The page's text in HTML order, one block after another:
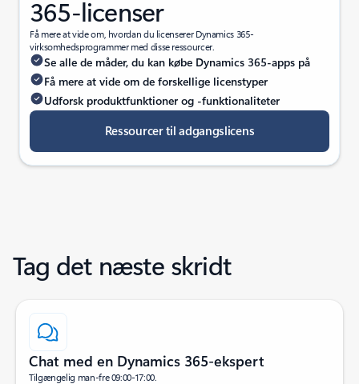
365-licenser
Få mere at vide om, hvordan du licenserer Dynamics 365-
virksomhedsprogrammer med disse ressourcer.
Se alle de måder, du kan købe Dynamics 365-apps på
Få mere at vide om de forskellige licenstyper
Udforsk produktfunktioner og -funktionaliteter
Ressourcer til adgangslicens
Tag det næste skridt
Chat med en Dynamics 365-ekspert
Tilgængelig man-fre 09:00-17:00.